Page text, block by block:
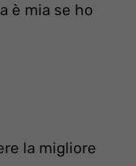
è mia se ho
la migliore